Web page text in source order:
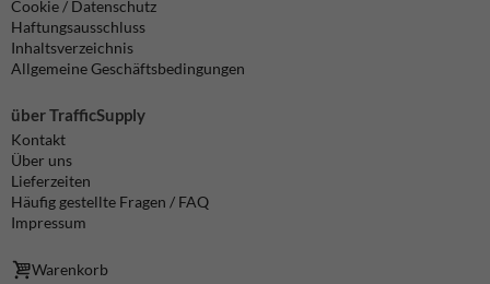
Cookie / Datenschutz
Haftungsausschluss
Inhaltsverzeichnis
Allgemeine Geschäftsbedingungen
über TrafficSupply
Kontakt
Über uns
Lieferzeiten
Häufig gestellte Fragen / FAQ
Impressum
Warenkorb